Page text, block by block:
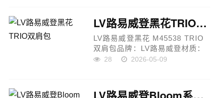
花尺寸：45×33×22cm适用：男
女同款LV路易威登BO...
LV路易威登黑花TRIO双肩包
LV路易威登黑花 M45538 TRIO
双肩包品牌：LV路易威登材质：
Monogram帆布 + 牛皮翻盖五
60×72×19cm适用：男女同款LV
28 2026-05-09